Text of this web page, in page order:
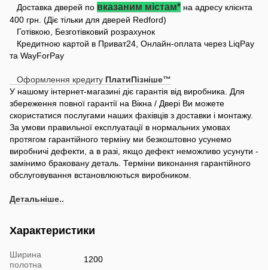
Доставка дверей по вказаним містам* на адресу клієнта
400 грн. (Діє тільки для дверей Redford)
Готівкою, Безготівковий розрахунок
Кредитною картой в Приват24, Онлайн-оплата через LiqPay
та WayForPay
Оформлення кредиту ПлатиПізніше™
У нашому інтернет-магазині діє гарантія від виробника. Для
збереження повної гарантії на Вікна / Двері Ви можете
скористатися послугами наших фахівців з доставки і монтажу.
За умови правильної експлуатації в нормальних умовах
протягом гарантійного терміну ми безкоштовно усунемо
виробничі дефекти, а в разі, якщо дефект неможливо усунути -
замінимо браковану деталь. Терміни виконання гарантійного
обслуговування встановлюються виробником.
Детальніше..
Характеристики
Ширина
полотна
1200